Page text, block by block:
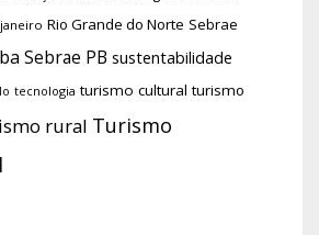
Rio Grande do Norte Sebrae
Sebrae PB sustentabilidade
tecnologia turismo cultural turismo
rural Turismo